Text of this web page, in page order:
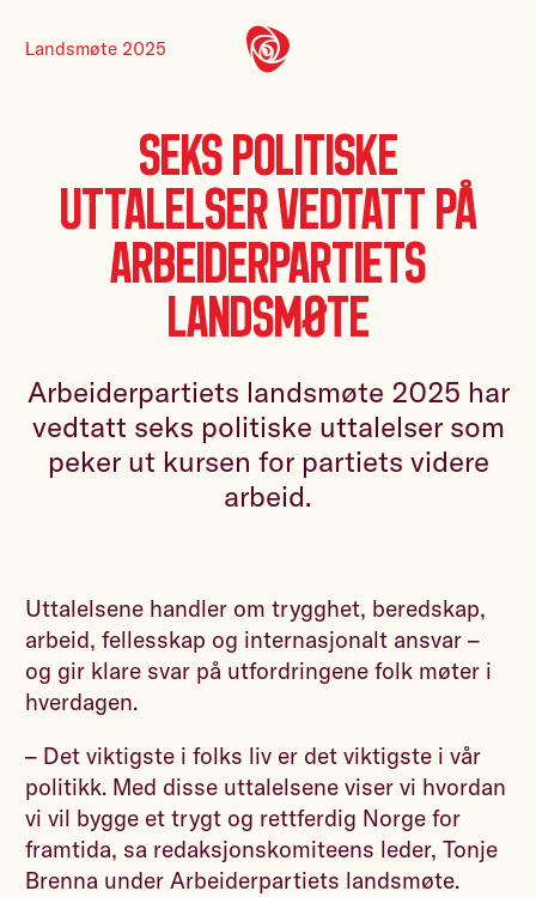
Landsmøte 2025
Seks politiske
uttalelser vedtatt på
Arbeiderpartiets
landsmøte
Arbeiderpartiets landsmøte 2025 har
vedtatt seks politiske uttalelser som
peker ut kursen for partiets videre
arbeid.
Uttalelsene handler om trygghet, beredskap,
arbeid, fellesskap og internasjonalt ansvar –
og gir klare svar på utfordringene folk møter i
hverdagen.
– Det viktigste i folks liv er det viktigste i vår
politikk. Med disse uttalelsene viser vi hvordan
vi vil bygge et trygt og rettferdig Norge for
framtida, sa redaksjonskomiteens leder, Tonje
Brenna under Arbeiderpartiets landsmøte.